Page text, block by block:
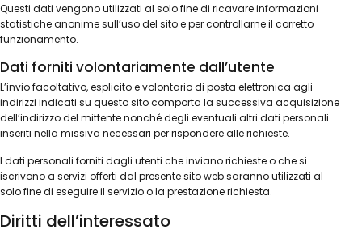
Questi dati vengono utilizzati al solo fine di ricavare informazioni
statistiche anonime sull’uso del sito e per controllarne il corretto
funzionamento.
Dati forniti volontariamente dall’utente
L’invio facoltativo, esplicito e volontario di posta elettronica agli
indirizzi indicati su questo sito comporta la successiva acquisizione
dell’indirizzo del mittente nonché degli eventuali altri dati personali
inseriti nella missiva necessari per rispondere alle richieste.
I dati personali forniti dagli utenti che inviano richieste o che si
iscrivono a servizi offerti dal presente sito web saranno utilizzati al
solo fine di eseguire il servizio o la prestazione richiesta.
Diritti dell’interessato